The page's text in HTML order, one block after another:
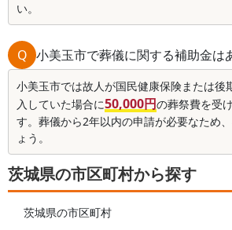
い。
Q 小美玉市で葬儀に関する補助金は
小美玉市では故人が国民健康保険または後
入していた場合に50,000円の葬祭費を受
す。葬儀から2年以内の申請が必要なため
ょう。
茨城県の市区町村から探す
茨城県の市区町村